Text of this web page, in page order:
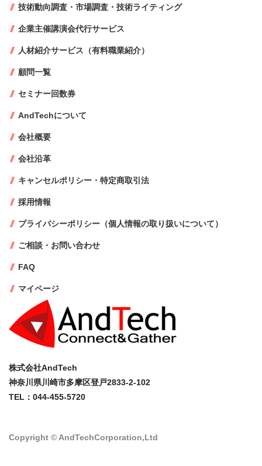
株式会社AndTech
神奈川県川崎市多摩区登戸2833-2-102
TEL：044-455-5720
Copyright © AndTechCorporation,Ltd
技術動向調査・市場調査・技術ライティング
企業主催講演会代行サービス
人材紹介サービス（有料職業紹介）
顧問一覧
セミナー回数券
AndTechについて
会社概要
会社沿革
キャンセルポリシー・特定商取引法
採用情報
プライバシーポリシー（個人情報の取り扱いについて）
ご相談・お問い合わせ
FAQ
マイページ